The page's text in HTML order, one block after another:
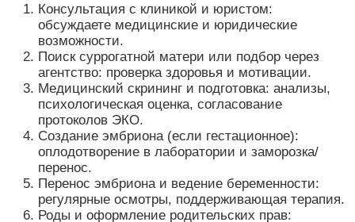
Консультация с клиникой и юристом:
обсуждаете медицинские и юридические
возможности.
Поиск суррогатной матери или подбор через
агентство: проверка здоровья и мотивации.
Медицинский скрининг и подготовка: анализы,
психологическая оценка, согласование
протоколов ЭКО.
Создание эмбриона (если гестационное):
оплодотворение в лаборатории и заморозка/
перенос.
Перенос эмбриона и ведение беременности:
регулярные осмотры, поддерживающая терапия.
Роды и оформление родительских прав: